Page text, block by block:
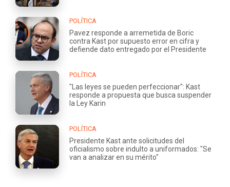
POLÍTICA
Pavez responde a arremetida de Boric
contra Kast por supuesto error en cifra y
defiende dato entregado por el Presidente
POLÍTICA
"Las leyes se pueden perfeccionar": Kast
responde a propuesta que busca suspender
la Ley Karin
POLÍTICA
Presidente Kast ante solicitudes del
oficialismo sobre indulto a uniformados: "Se
van a analizar en su mérito"